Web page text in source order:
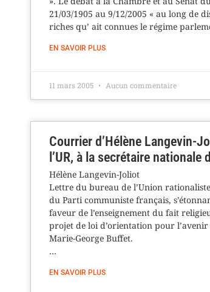
21/03/1905 au 9/12/2005 « au long de
riches qu’ ait connues le régime
EN SAVOIR PLUS
11 mars 2005 Aucun commentaire
Courrier d’Hélène Langevin-
l’UR, à la secrétaire nationale
Hélène Langevin-Joliot
Lettre du bureau de l’Union
du Parti communiste français,
faveur de l’enseignement du fait
projet de loi d’orientation pour l’avenir
Marie-George Buffet.
…
EN SAVOIR PLUS